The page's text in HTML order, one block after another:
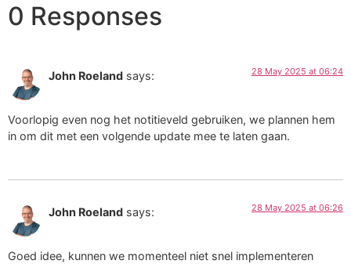
0 Responses
John Roeland says: 28 May 2025 at 06:24
Voorlopig even nog het notitieveld gebruiken, we plannen hem
in om dit met een volgende update mee te laten gaan.
John Roeland says: 28 May 2025 at 06:26
Goed idee, kunnen we momenteel niet snel implementeren